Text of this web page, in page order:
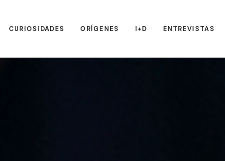
CURIOSIDADES ORÍGENES I+D ENTREVISTAS